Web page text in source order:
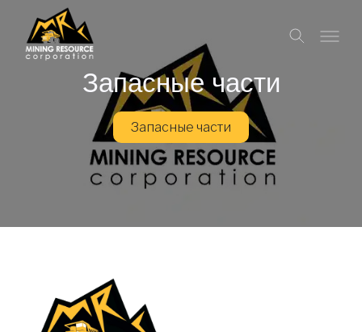
Запасные части
Запасные части